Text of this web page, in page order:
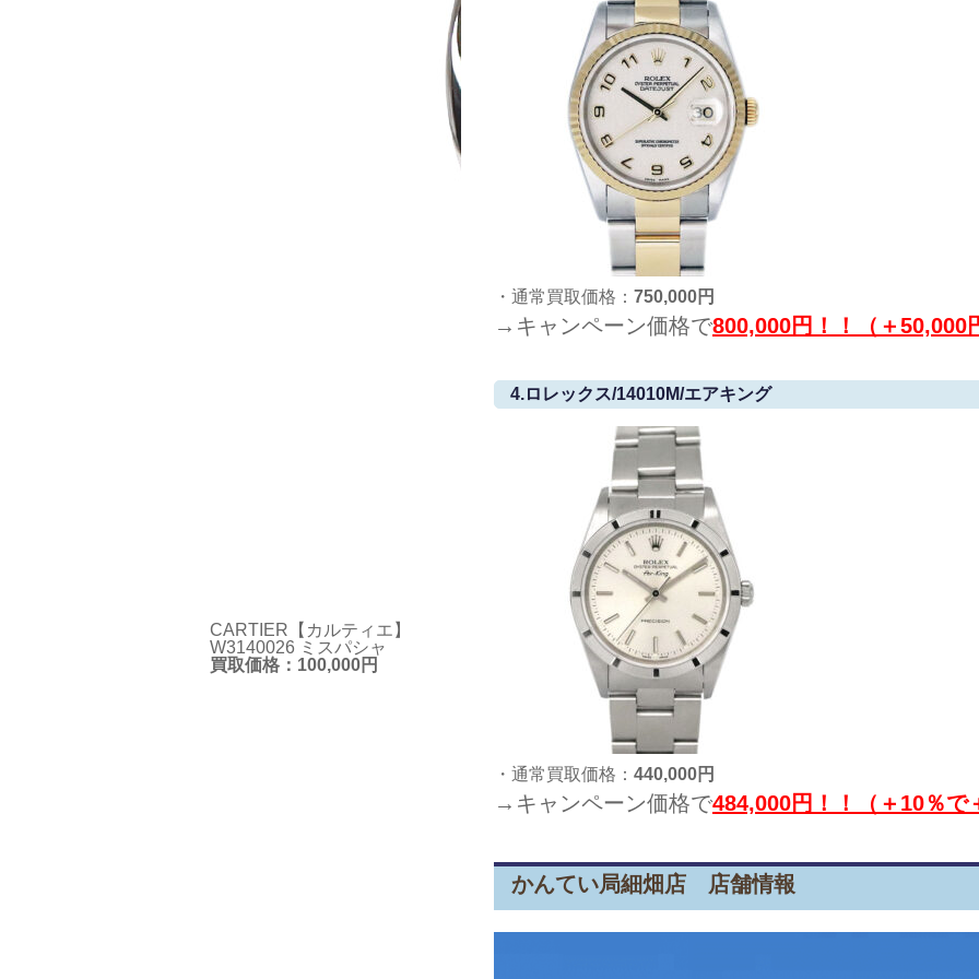
・通常買取価格： 750,000円
→キャンペーン価格で800,000円！！（＋50,000
4.ロレックス/14010M/エアキング
・通常買取価格： 440,000円
→キャンペーン価格で484,000円！！（＋10％で
かんてい局細畑店 店舗情報
CARTIER【カルティエ】
W3140026 ミスパシャ
買取価格：100,000円